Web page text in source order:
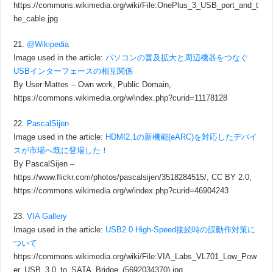
https://commons.wikimedia.org/wiki/File:OnePlus_3_USB_port_and_t
he_cable.jpg
21. @Wikipedia
Image used in the article:パソコンの普及拡大と周辺機器をつなぐ
USBインターフェースの相互関係
By User:Mattes – Own work, Public Domain,
https://commons.wikimedia.org/w/index.php?curid=11178128
22. PascalSijen
Image used in the article: HDMI2.1の新機能(eARC)を対応したデバイ
スが市場へ既に登場した！
By PascalSijen –
https://www.flickr.com/photos/pascalsijen/3518284515/, CC BY 2.0,
https://commons.wikimedia.org/w/index.php?curid=46904243
23.VIA Gallery
Image used in the article: USB2.0 High-Speed接続時の誤動作対策に
ついて
https://commons.wikimedia.org/wiki/File:VIA_Labs_VL701_Low_Pow
er_USB_3.0_to_SATA_Bridge_(5692034370).jpg